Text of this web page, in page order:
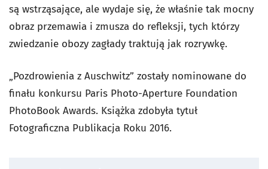
są wstrząsające, ale wydaje się, że właśnie tak mocny
obraz przemawia i zmusza do refleksji, tych którzy
zwiedzanie obozy zagłady traktują jak rozrywkę.
„Pozdrowienia z Auschwitz” zostały nominowane do
finału konkursu Paris Photo-Aperture Foundation
PhotoBook Awards. Książka zdobyła tytuł
Fotograficzna Publikacja Roku 2016.